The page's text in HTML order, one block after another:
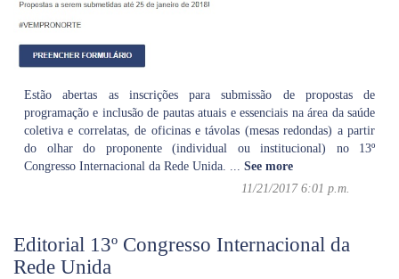
Estão abertas as inscrições para submissão de propostas de
programação e inclusão de pautas atuais e essenciais na área da saúde
coletiva e correlatas, de oficinas e távolas (mesas redondas) a partir
do olhar do proponente (individual ou institucional) no 13º
Congresso Internacional da Rede Unida.
See more
11/21/2017 6:01 p.m.
Editorial 13º Congresso Internacional da
Rede Unida